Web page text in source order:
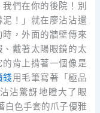
們在你的後院！別
！」就在廖沾沾還
，外面的牆壁傳來
戴著太陽眼鏡的太
背上揹著一個像是
錢用毛筆寫著「極品
沾驚訝地瞪大了眼
白色手套的爪子優雅